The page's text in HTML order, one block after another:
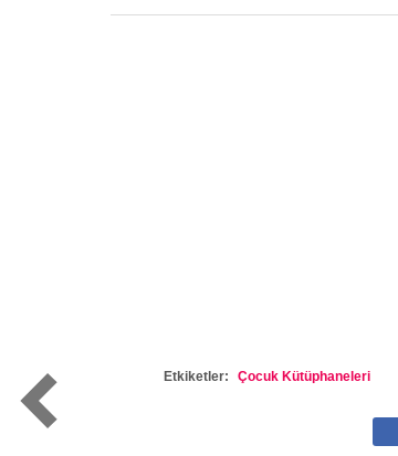
Etkiketler: Çocuk Kütüphaneleri